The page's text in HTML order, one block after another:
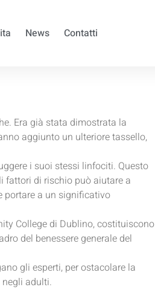
News Contatti
Era già stata dimostrata la
aggiunto un ulteriore tassello,
i suoi stessi linfociti. Questo
fattori di rischio può aiutare a
portare a un significativo
College di Dublino, costituiscono
del benessere generale del
gli esperti, per ostacolare la
adulti.